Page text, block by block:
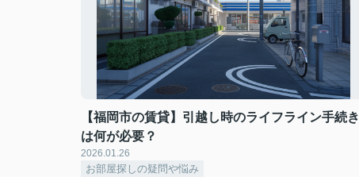
【福岡市の賃貸】引越し時のライフライン手続き
は何が必要？
2026.01.26
お部屋探しの疑問や悩み